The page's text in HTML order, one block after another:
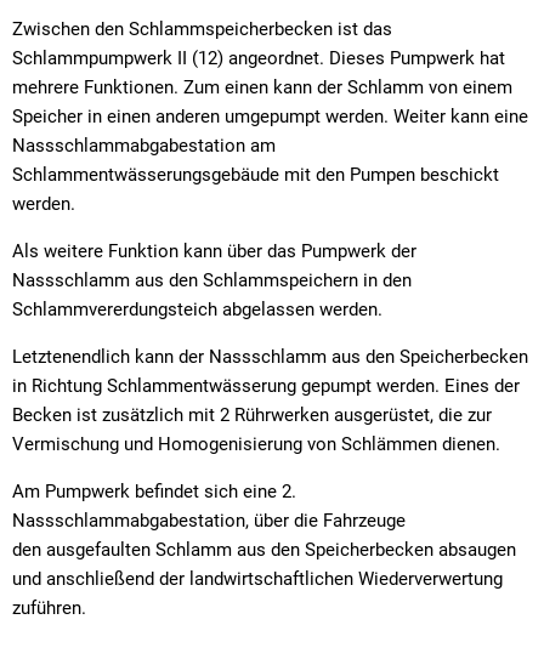
Zwischen den Schlammspeicherbecken ist das
Schlammpumpwerk II (12) angeordnet. Dieses Pumpwerk hat
mehrere Funktionen. Zum einen kann der Schlamm von einem
Speicher in einen anderen umgepumpt werden. Weiter kann eine
Nassschlammabgabestation am
Schlammentwässerungsgebäude mit den Pumpen beschickt
werden.
Als weitere Funktion kann über das Pumpwerk der
Nassschlamm aus den Schlammspeichern in den
Schlammvererdungsteich abgelassen werden.
Letztenendlich kann der Nassschlamm aus den Speicherbecken
in Richtung Schlammentwässerung gepumpt werden. Eines der
Becken ist zusätzlich mit 2 Rührwerken ausgerüstet, die zur
Vermischung und Homogenisierung von Schlämmen dienen.
Am Pumpwerk befindet sich eine 2.
Nassschlammabgabestation, über die Fahrzeuge
den ausgefaulten Schlamm aus den Speicherbecken absaugen
und anschließend der landwirtschaftlichen Wiederverwertung
zuführen.